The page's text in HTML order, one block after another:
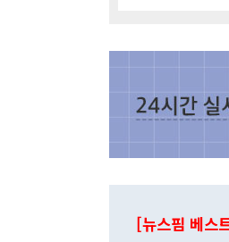
[뉴스핌 베스